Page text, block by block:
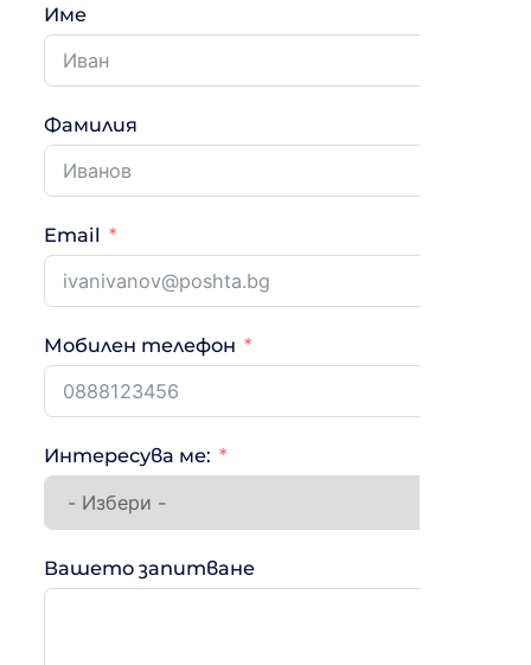
Име
Фамилия
Email
Мобилен телефон
Интересува ме:
Вашето запитване